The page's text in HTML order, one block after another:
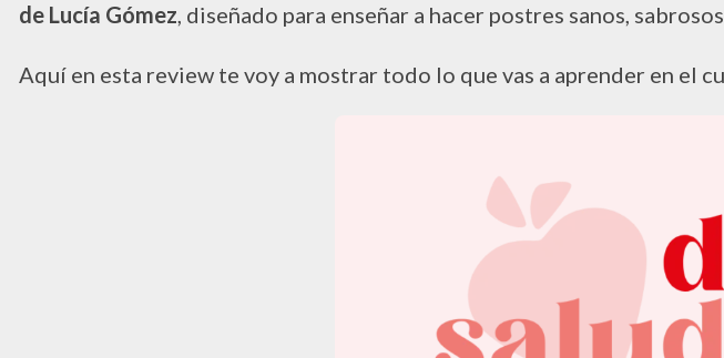
de Lucía Gómez, diseñado para enseñar a hacer postres sanos,
Aquí en esta review te voy a mostrar todo lo que vas a aprender en el